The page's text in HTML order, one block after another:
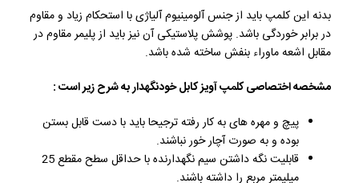
بدنه این کلمپ باید از جنس آلومینیوم آلیاژی با استحکام زیاد و مقاوم
در برابر خوردگی باشد. پوشش پلاستیکی آن نیز باید از پلیمر مقاوم در
مقابل اشعه ماوراء بنفش ساخته شده باشد.
مشخصه اختصاصی کلمپ آویز کابل خودنگهدار به شرح زیر است :
پیچ و مهره های به کار رفته ترجیحا باید با دست قابل بستن
بوده و به صورت آچار خور نباشند.
قابلیت نگه داشتن سیم نگهدارنده با حداقل سطح مقطع 25
میلیمتر مربع را داشته باشند.